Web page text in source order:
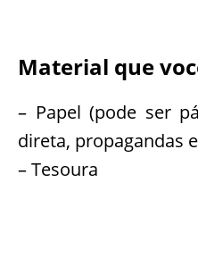
Material que
– Papel (pode ser
direta, propagandas
– Tesoura